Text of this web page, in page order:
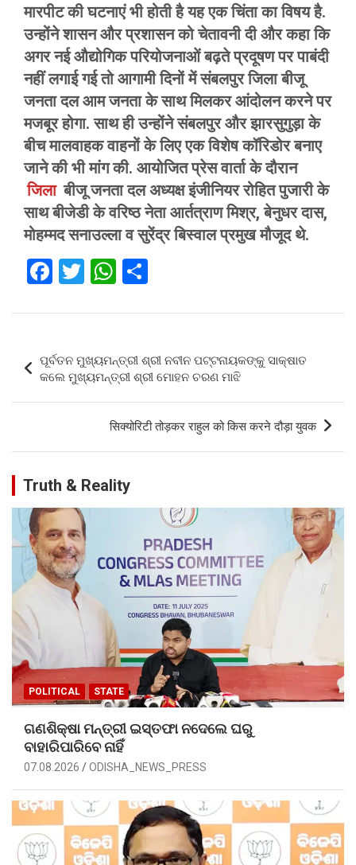
मारपीट की घटनाएं भी होती है यह एक चिंता का विषय है.
उन्होंने शासन और प्रशासन को चेतावनी दी और कहा कि
अगर नई औद्योगिक परियोजनाओं बढ़ते प्रदूषण पर पाबंदी
नहीं लगाई गई तो आगामी दिनों में संबलपुर जिला बीजू
जनता दल आम जनता के साथ मिलकर आंदोलन करने पर
मजबूर होगा. साथ ही उन्होंने संबलपुर और झारसुगुड़ा के
बीच मालवाहक वाहनों के लिए एक विशेष कॉरिडोर बनाए
जाने की भी मांग की. आयोजित प्रेस वार्ता के दौरान
जिला बीजू जनता दल अध्यक्ष इंजीनियर रोहित पुजारी के
साथ बीजेडी के वरिष्ठ नेता आर्तत्राण मिश्र, बेनुधर दास,
मोहम्मद सनाउल्ला व सुरेंद्र बिस्वाल प्रमुख मौजूद थे.
F
ce
b
o
o
T
tt
W
at
A
p
p
ar
e
navigation
ପୂର୍ବତନ ମୁଖ୍ୟମନ୍ତ୍ରୀ ଶ୍ରୀ ନବୀନ ପଟ୍ଟନାୟକଙ୍କୁ ସାକ୍ଷାତ
କଲେ ମୁଖ୍ୟମନ୍ତ୍ରୀ ଶ୍ରୀ ମୋହନ ଚରଣ ମାଝି
सिक्योरिटी तोड़कर राहुल को किस करने दौड़ा युवक
Truth & Reality
POLITICAL STATE
ଗଣଶିକ୍ଷା ମନ୍ତ୍ରୀ ଇସ୍ତଫା ନଦେଲେ ଘରୁ
ବାହାରିପାରିବେ ନାହିଁ
07.08.2026 ODISHA_NEWS_PRESS